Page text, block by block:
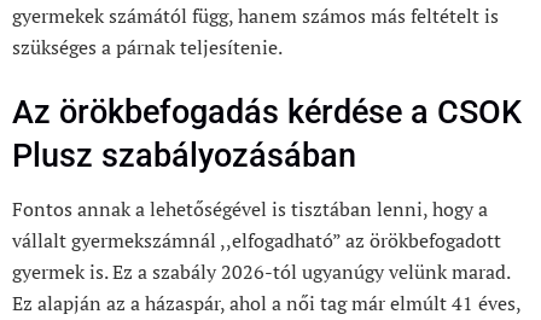
gyermekek számától függ, hanem számos más feltételt is
szükséges a párnak teljesítenie.
Az örökbefogadás kérdése a CSOK
Plusz szabályozásában
Fontos annak a lehetőségével is tisztában lenni, hogy a
vállalt gyermekszámnál ,,elfogadható” az örökbefogadott
gyermek is. Ez a szabály 2026-tól ugyanúgy velünk marad.
Ez alapján az a házaspár, ahol a női tag már elmúlt 41 éves,